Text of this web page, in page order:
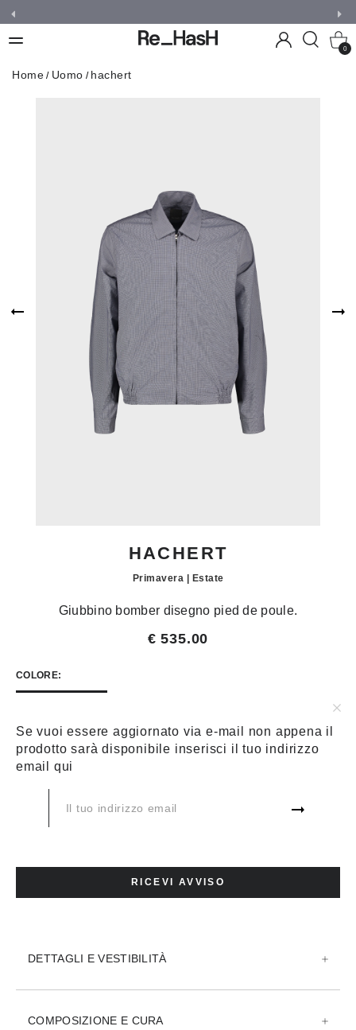
0
Home Uomo hachert
HACHERT
Primavera | Estate
Giubbino bomber disegno pied de poule.
€ 535.00
COLORE:
TAGLIA: GUIDA TAGLIE
AGGIUNGI AL CARRELLO
Se vuoi essere aggiornato via e-mail non appena il
prodotto sarà disponibile inserisci il tuo indirizzo
email qui
RICEVI AVVISO
DETTAGLI E VESTIBILITÀ
COMPOSIZIONE E CURA